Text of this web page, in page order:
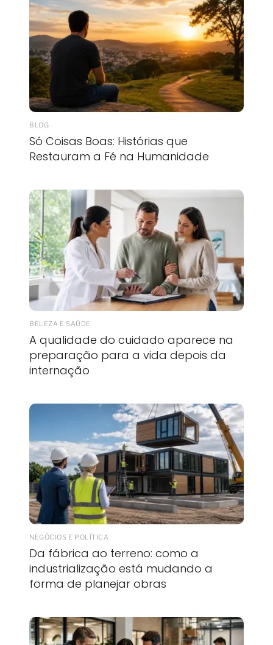
BLOG
Só Coisas Boas: Histórias que
Restauram a Fé na Humanidade
BELEZA E SAÚDE
A qualidade do cuidado aparece na
preparação para a vida depois da
internação
NEGÓCIOS E POLÍTICA
Da fábrica ao terreno: como a
industrialização está mudando a
forma de planejar obras